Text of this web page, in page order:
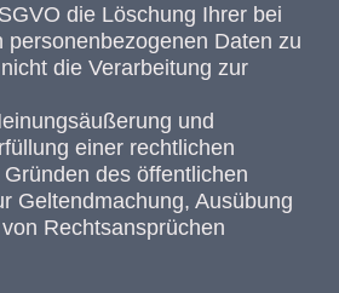
die Löschung Ihrer bei
personenbezogenen Daten zu
die Verarbeitung zur
und
einer rechtlichen
des öffentlichen
Geltendmachung, Ausübung
Rechtsansprüchen